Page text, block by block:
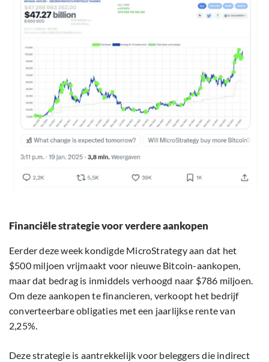
Financiële strategie voor verdere aankopen
Eerder deze week kondigde MicroStrategy aan dat het
$500 miljoen vrijmaakt voor nieuwe Bitcoin-aankopen,
maar dat bedrag is inmiddels verhoogd naar $786 miljoen.
Om deze aankopen te financieren, verkoopt het bedrijf
converteerbare obligaties met een jaarlijkse rente van
2,25%.
Deze strategie is aantrekkelijk voor beleggers die indirect